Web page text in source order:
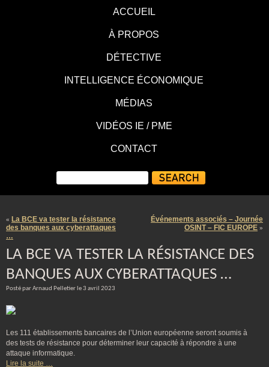
ACCUEIL
À PROPOS
DÉTECTIVE
INTELLIGENCE ÉCONOMIQUE
MÉDIAS
VIDÉOS IE / PME
CONTACT
« La BCE va tester la résistance
des banques aux cyberattaques
…
Événements associés – Journée
OSINT – FIC EUROPE »
LA BCE VA TESTER LA RÉSISTANCE DES
BANQUES AUX CYBERATTAQUES …
Posté par Arnaud Pelletier le 3 avril 2023
Les 111 établissements bancaires de l’Union européenne seront soumis à
des tests de résistance pour déterminer leur capacité à répondre à une
attaque informatique.
Lire la suite …